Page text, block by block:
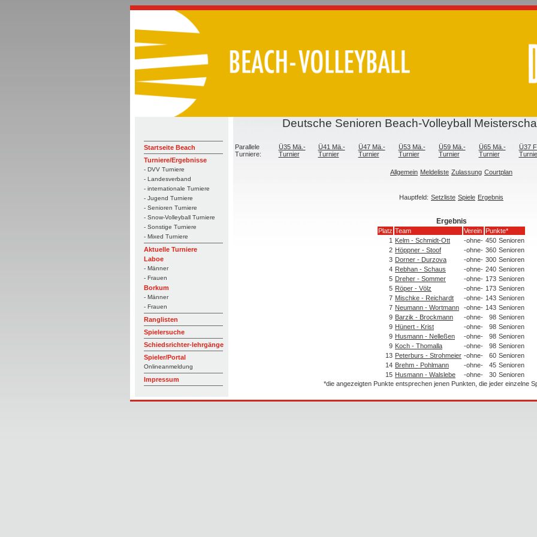
Startseite Beach
Turniere/Ergebnisse
- DVV Turniere
- Landesverband
- internationale Turniere
- Jugend Turniere
- Senioren Turniere
- Snow-Volleyball Turniere
- Sonstige Turniere
- Mixed Turniere
Aktuelle Turniere
Laboe
- Männer
- Frauen
Borkum
- Männer
- Frauen
Ranglisten
Spielersuche
Schiedsrichter-lehrgänge
Spieler/Portal
Onlineanmeldung
Impressum
Deutsche Senioren Beach-Volleyball
Parallele
Turniere:
Ü35 Mä.-
Turnier
Ü41 Mä.-
Turnier
Ü47 Mä.-
Turnier
Ü53 Mä.-
Turnier
Ü59 Mä.-
Turnier
Ü65 Mä.-
Turnier
Ü37
Allgemein Meldeliste Zulassung Courtplan
Hauptfeld: Setzliste Spiele Ergebnis
Ergebnis
Platz Team Verein Punkte*
1 Kelm - Schmidt-Ott -ohne- 450 Senioren
2 Höppner - Stoof -ohne- 360 Senioren
3 Dorner - Durzova -ohne- 300 Senioren
4 Rebhan - Schaus -ohne- 240 Senioren
5 Dreher - Sommer -ohne- 173 Senioren
5 Röper - Völz -ohne- 173 Senioren
7 Mischke - Reichardt -ohne- 143 Senioren
7 Neumann - Wortmann -ohne- 143 Senioren
9 Barzik - Brockmann -ohne- 98 Senioren
9 Hünert - Krist -ohne- 98 Senioren
9 Husmann - Nelleßen -ohne- 98 Senioren
9 Koch - Thomalla -ohne- 98 Senioren
13 Peterburs - Strohmeier -ohne- 60 Senioren
14 Brehm - Pohlmann -ohne- 45 Senioren
15 Husmann - Walslebe -ohne- 30 Senioren
*die angezeigten Punkte entsprechen jenen Punkten, die jeder einzelne